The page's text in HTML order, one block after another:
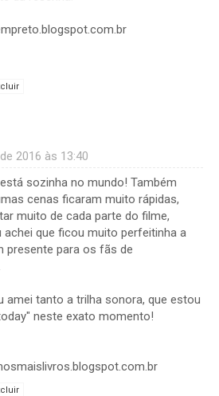
2016 às 13:40
sozinha no mundo! Também
cenas ficaram muito rápidas,
muito de cada parte do filme,
achei que ficou muito perfeitinha a
presente para os fãs de
amei tanto a trilha sonora, que estou
neste exato momento!